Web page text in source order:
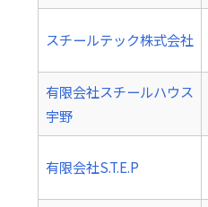
スチールテック株式会社
有限会社スチールハウス
宇野
有限会社S.T.E.P